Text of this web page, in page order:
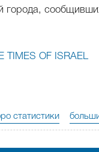
города,
TIMES OF ISRAEL
статистики